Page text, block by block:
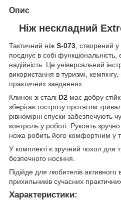
Опис
Ніж нескладний
Тактичний ніж S-073, створений
поєднує в собі функціональність,
надійність. Це універсальний
використання в туризмі,
практичних завданнях.
Клинок зі сталі D2 має добру
зберігає гостроту протягом
рівномірні спуски забезпечують
контроль у роботі. Рукоять
ножа робить його комфортним у
У комплекті є зручний чохол для
безпечного носіння.
Підійде для любителів активного
прихильників сучасних
Характеристики: